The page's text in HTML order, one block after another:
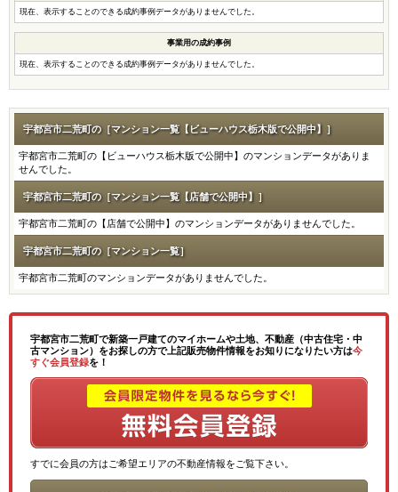
現在、表示することのできる成約事例データがありませんでした。
事業用の成約事例
現在、表示することのできる成約事例データがありませんでした。
宇都宮市二荒町の［マンション一覧【ビューハウス栃木版で公開中】］
宇都宮市二荒町の【ビューハウス栃木版で公開中】のマンションデータがありま
せんでした。
宇都宮市二荒町の［マンション一覧【店舗で公開中】］
宇都宮市二荒町の【店舗で公開中】のマンションデータがありませんでした。
宇都宮市二荒町の［マンション一覧］
宇都宮市二荒町のマンションデータがありませんでした。
宇都宮市二荒町で新築一戸建てのマイホームや土地、不動産（中古住宅・中
古マンション）をお探しの方で上記販売物件情報をお知りになりたい方は今
すぐ会員登録を！
すでに会員の方はご希望エリアの不動産情報をご覧下さい。